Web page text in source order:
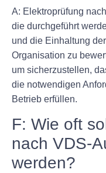
A: Elektroprüfung
die durchgeführt
und die Einhaltung
Organisation zu
um sicherzustellen,
die notwendigen
Betrieb erfüllen.
F: Wie oft
nach VDS-
werden?